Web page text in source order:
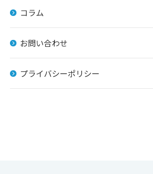
コラム
お問い合わせ
プライバシーポリシー